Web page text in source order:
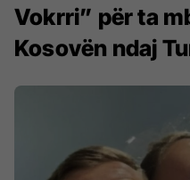
Vokrri” për ta
Kosovën ndaj